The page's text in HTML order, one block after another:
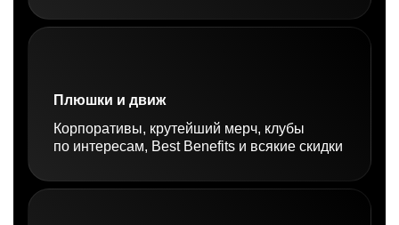
Плюшки и движ
Корпоративы, крутейший мерч, клубы
по интересам, Best Benefits и всякие скидки